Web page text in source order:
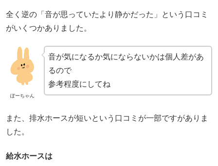
全く逆の「音が思っていたより静かだった」という口コミ
がいくつかありました。
ぽーちゃん
音が気になるか気にならないかは個人差があ
るので
参考程度にしてね
また、排水ホースが短いという口コミが一部ですがありま
した。
給水ホースは